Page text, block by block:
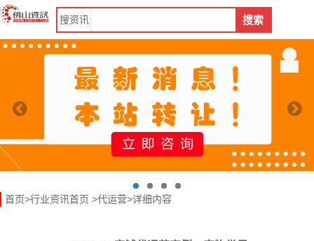
搜资讯 搜索
首页>行业资讯首页 >代运营>详细内容